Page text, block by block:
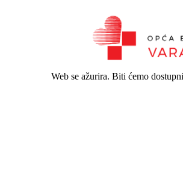
Web se ažurira. Biti ćemo